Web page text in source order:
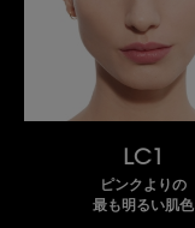
LC1
ピンクよりの
最も明るい肌色